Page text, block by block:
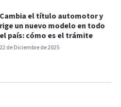
22 de Diciembre de 2025
Cambia el título automotor y
rige un nuevo modelo en todo
el país: cómo es el trámite